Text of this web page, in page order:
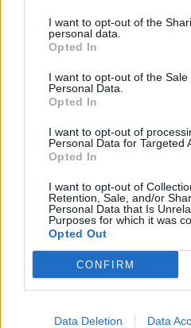
I want to opt-out of the
personal data.
Opted In
I want to opt-out of the Sale
Personal Data.
Opted In
I want to opt-out of
Personal Data for Targeted
Opted In
I want to opt-out of
Retention, Sale, and/or
Personal Data that Is
Purposes for which it was
Opted Out
CONFIRM
Data Deletion Data
22:30
Αυτές είναι οι πιο
πυρκαγιές
μετά και συνάδελφοι
έγραψα αυτό το τραγούδι»
Ξεκινούν τα δοκιμαστικά
Μετρό Θεσσαλονίκης
Τζόκερ: Αυτοί είναι οι
πάνω από 2 εκατ. ευρώ